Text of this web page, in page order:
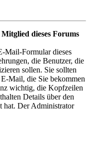
dieses Forums
Mail-Formular dieses
die Benutzer, die
sollen. Sie sollten
Mail, die Sie bekommen
wichtig, die Kopfzeilen
Details über den
hat. Der Administrator